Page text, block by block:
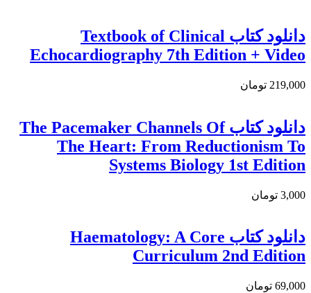
دانلود کتاب Textbook of Clinical
Echocardiography 7th Edition + Video
219,000 تومان
دانلود کتاب The Pacemaker Channels Of
The Heart: From Reductionism To
Systems Biology 1st Edition
3,000 تومان
دانلود كتاب Haematology: A Core
Curriculum 2nd Edition
69,000 تومان